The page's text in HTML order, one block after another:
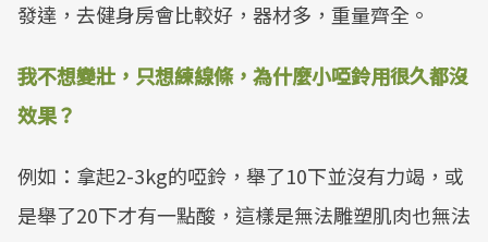
發達，去健身房會比較好，器材多，重量齊全。
我不想變壯，只想練線條，為什麼小啞鈴用很久都沒
效果？
例如：拿起2-3kg的啞鈴，舉了10下並沒有力竭，或
是舉了20下才有一點酸，這樣是無法雕塑肌肉也無法